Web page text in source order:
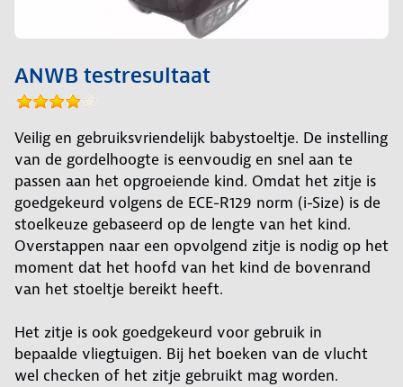
ANWB testresultaat
Veilig en gebruiksvriendelijk babystoeltje. De instelling
van de gordelhoogte is eenvoudig en snel aan te
passen aan het opgroeiende kind. Omdat het zitje is
goedgekeurd volgens de ECE-R129 norm (i-Size) is de
stoelkeuze gebaseerd op de lengte van het kind.
Overstappen naar een opvolgend zitje is nodig op het
moment dat het hoofd van het kind de bovenrand
van het stoeltje bereikt heeft.
Het zitje is ook goedgekeurd voor gebruik in
bepaalde vliegtuigen. Bij het boeken van de vlucht
wel checken of het zitje gebruikt mag worden.